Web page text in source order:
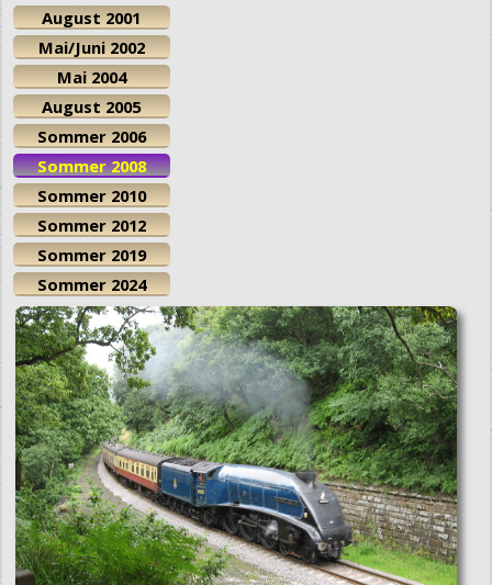
August 2001
Mai/Juni 2002
Mai 2004
August 2005
Sommer 2006
Sommer 2008
Sommer 2010
Sommer 2012
Sommer 2019
Sommer 2024